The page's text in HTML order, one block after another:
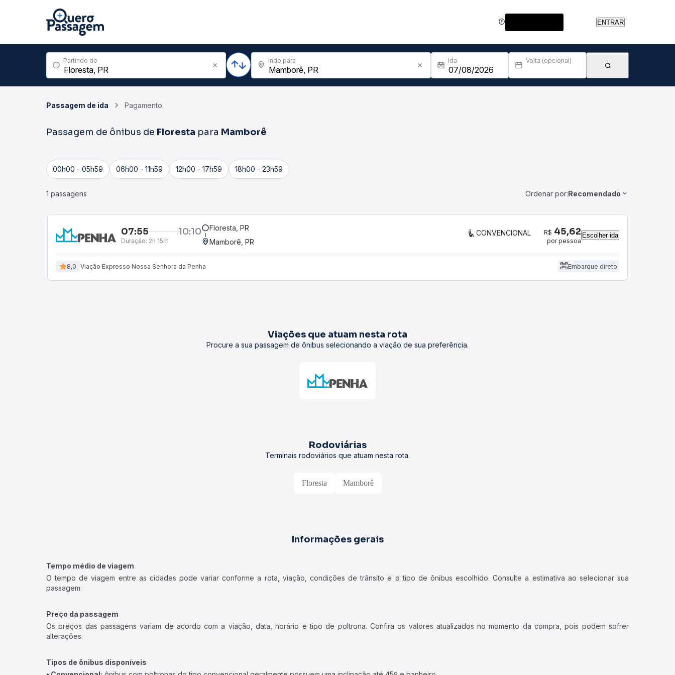
ENTRAR
Partindo de Indo para Ida Volta (opcional)
Passagem de ida Pagamento
Passagem de ônibus de Floresta para Mamborê
00h00 - 05h59 06h00 - 11h59 12h00 - 17h59 18h00 - 23h59
1 passagens Ordenar por:Recomendado
07:55 10:10
Duração: 2h 15m
Floresta, PR
Mamborê, PR
CONVENCIONAL R$ 45,62
por pessoa
Escolher ida
8,0 Viação Expresso Nossa Senhora da Penha Embarque direto
Viações que atuam nesta rota
Procure a sua passagem de ônibus selecionando a viação de sua preferência.
Rodoviárias
Terminais rodoviários que atuam nesta rota.
Floresta Mamborê
Informações gerais
Tempo médio de viagem
O tempo de viagem entre as cidades pode variar conforme a rota, viação, condições de trânsito e o tipo de ônibus escolhido. Consulte a estimativa ao selecionar sua
passagem.
Preço da passagem
Os preços das passagens variam de acordo com a viação, data, horário e tipo de poltrona. Confira os valores atualizados no momento da compra, pois podem sofrer
alterações.
Tipos de ônibus disponíveis